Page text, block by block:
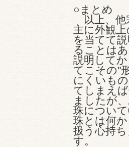
○まとめ
以上、他
主に外観
を当てて
ることは
説明して
てこその"
にくいも
てしまえ
ましたが
珠につい
珠とは何
扱う心持
す。